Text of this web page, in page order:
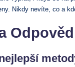
Nikdy nevíte, co a